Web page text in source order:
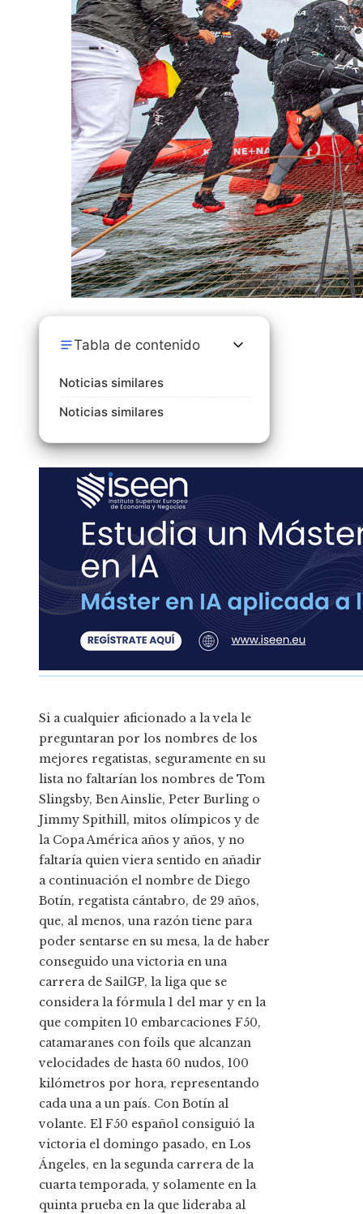
Tabla de contenido
Noticias similares
Noticias similares
Si a cualquier aficionado a la vela le
preguntaran por los nombres de los
mejores regatistas, seguramente en su
lista no faltarían los nombres de Tom
Slingsby, Ben Ainslie, Peter Burling o
Jimmy Spithill, mitos olímpicos y de
la Copa América años y años, y no
faltaría quien viera sentido en añadir
a continuación el nombre de Diego
Botín, regatista cántabro, de 29 años,
que, al menos, una razón tiene para
poder sentarse en su mesa, la de haber
conseguido una victoria en una
carrera de SailGP, la liga que se
considera la fórmula 1 del mar y en la
que compiten 10 embarcaciones F50,
catamaranes con foils que alcanzan
velocidades de hasta 60 nudos, 100
kilómetros por hora, representando
cada una a un país. Con Botín al
volante. El F50 español consiguió la
victoria el domingo pasado, en Los
Ángeles, en la segunda carrera de la
cuarta temporada, y solamente en la
quinta prueba en la que lideraba al